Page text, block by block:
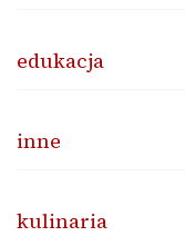
edukacja
inne
kulinaria